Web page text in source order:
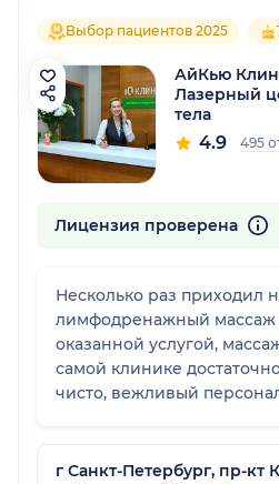
Выбор пациентов 2025
АйКью
Лазерный
тела
4.9 495
Лицензия проверена
Несколько раз приходил
лимфодренажный массаж
оказанной услугой,
самой клинике
чисто, вежливый
г Санкт-Петербург, пр-кт